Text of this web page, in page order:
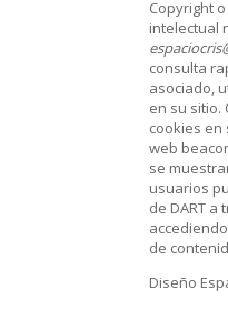
Copyright
intelectual
consulta
asociado,
en su sitio.
cookies
web
se
usuarios
de DART
de
Diseño